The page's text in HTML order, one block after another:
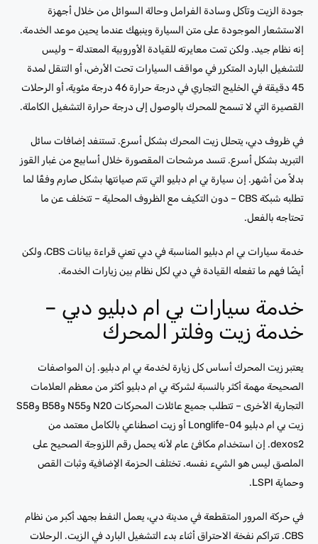
جودة الزيت وتآكل وسادة الفرامل وحالة السوائل من خلال أجهزة
الاستشعار الموجودة على متن السيارة وينبهك عندما يحين موعد الخدمة.
إنه نظام جيد. ولكن تمت معايرته للقيادة الأوروبية المعتدلة – وليس
للتشغيل البارد المتكرر في مواقف السيارات تحت الأرض، أو التنقل لمدة
45 دقيقة في الخليج التجاري في درجة حرارة 46 درجة مئوية، أو الرحلات
القصيرة التي لا تسمح للمحرك بالوصول إلى درجة حرارة التشغيل الكاملة.
في ظروف دبي، يتحلل زيت المحرك بشكل أسرع. تستنفد إضافات سائل
التبريد بشكل أسرع. تنسد مرشحات المقصورة خلال أسابيع من غبار القوز
بدلاً من أشهر. إن سيارة بي ام دبليو التي تتم صيانتها بشكل صارم وفقًا لما
تطلبه شبكة CBS – دون التكيف مع الظروف المحلية – تتخلف عن ما
تحتاجه بالفعل.
خدمة سيارات بي ام دبليو المناسبة في دبي تعني قراءة بيانات CBS، ولكن
أيضًا فهم ما تفعله القيادة في دبي لكل نظام بين زيارات الخدمة.
خدمة سيارات بي ام دبليو دبي –
خدمة زيت وفلتر المحرك
يعتبر زيت المحرك أساس كل زيارة لخدمة بي ام دبليو. إن المواصفات
الصحيحة مهمة أكثر بالنسبة لشركة بي ام دبليو أكثر من معظم العلامات
التجارية الأخرى – تتطلب جميع عائلات المحركات N20 وN55 وB58 وS58
زيت بي ام دبليو Longlife-04 أو زيت اصطناعي بالكامل معتمد من
dexos2. إن استخدام مكافئ عام لأنه يحمل رقم اللزوجة الصحيح على
الملصق ليس هو الشيء نفسه. تختلف الحزمة الإضافية وثبات القص
وحماية LSPI.
في حركة المرور المتقطعة في مدينة دبي، يعمل النفط بجهد أكبر من نظام
CBS. تتراكم نفخة الاحتراق أثناء بدء التشغيل البارد في الزيت. الرحلات